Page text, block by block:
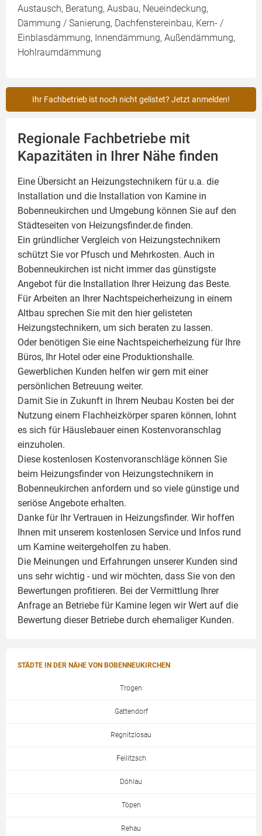
Austausch, Beratung, Ausbau, Neueindeckung,
Dämmung / Sanierung, Dachfenstereinbau, Kern- /
Einblasdämmung, Innendämmung, Außendämmung,
Hohlraumdämmung
Ihr Fachbetrieb ist noch nicht gelistet? Jetzt anmelden!
Regionale Fachbetriebe mit
Kapazitäten in Ihrer Nähe finden
Eine Übersicht an Heizungstechnikern für u.a. die
Installation und die Installation von Kamine in
Bobenneukirchen und Umgebung können Sie auf den
Städteseiten von Heizungsfinder.de finden.
Ein gründlicher Vergleich von Heizungstechnikern
schützt Sie vor Pfusch und Mehrkosten. Auch in
Bobenneukirchen ist nicht immer das günstigste
Angebot für die Installation Ihrer Heizung das Beste.
Für Arbeiten an Ihrer Nachtspeicherheizung in einem
Altbau sprechen Sie mit den hier gelisteten
Heizungstechnikern, um sich beraten zu lassen.
Oder benötigen Sie eine Nachtspeicherheizung für Ihre
Büros, Ihr Hotel oder eine Produktionshalle.
Gewerblichen Kunden helfen wir gern mit einer
persönlichen Betreuung weiter.
Damit Sie in Zukunft in Ihrem Neubau Kosten bei der
Nutzung einem Flachheizkörpersparen können, lohnt
es sich für Häuslebauer einen Kostenvoranschlag
einzuholen.
Diese kostenlosen Kostenvoranschläge können Sie
beim Heizungsfinder von Heizungstechnikern in
Bobenneukirchen anfordern und so viele günstige und
seriöse Angebote erhalten.
Danke für Ihr Vertrauen in Heizungsfinder. Wir hoffen
Ihnen mit unserem kostenlosen Service und Infos rund
um Kamine weitergeholfen zu haben.
Die Meinungen und Erfahrungen unserer Kunden sind
uns sehr wichtig - und wir möchten, dass Sie von den
Bewertungen profitieren. Bei der Vermittlung Ihrer
Anfrage an Betriebe für Kamine legen wir Wert auf die
Bewertung dieser Betriebe durch ehemaliger Kunden.
STÄDTE IN DER NÄHE VON BOBENNEUKIRCHEN
Trogen
Gattendorf
Regnitzlosau
Feilitzsch
Döhlau
Töpen
Rehau